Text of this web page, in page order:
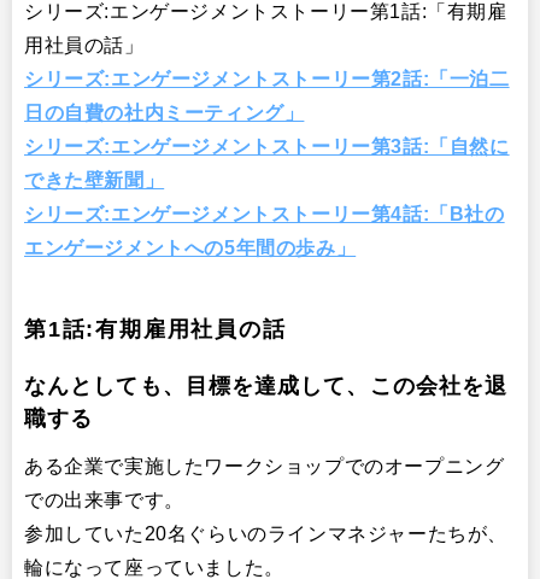
シリーズ:エンゲージメントストーリー第1話:「有期雇
用社員の話」
シリーズ:エンゲージメントストーリー第2話:「一泊二
日の自費の社内ミーティング」
シリーズ:エンゲージメントストーリー第3話:「自然に
できた壁新聞」
シリーズ:エンゲージメントストーリー第4話:「B社の
エンゲージメントへの5年間の歩み」
第1話:有期雇用社員の話
なんとしても、目標を達成して、この会社を退
職する
ある企業で実施したワークショップでのオープニング
での出来事です。
参加していた20名ぐらいのラインマネジャーたちが、
輪になって座っていました。